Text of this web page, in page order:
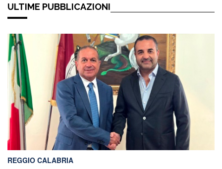
ULTIME PUBBLICAZIONI
REGGIO CALABRIA